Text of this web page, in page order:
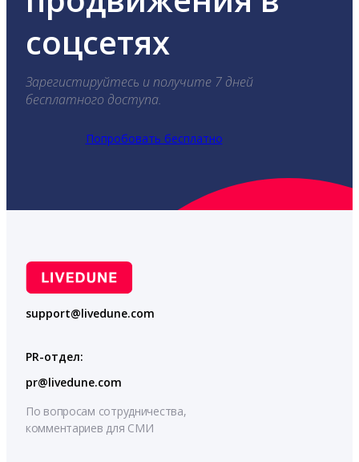
соцсетях
Зарегистируйтесь и получите 7 дней
бесплатного доступа.
Попробовать бесплатно
support@livedune.com
PR-отдел:
pr@livedune.com
По вопросам сотрудничества,
комментариев для СМИ